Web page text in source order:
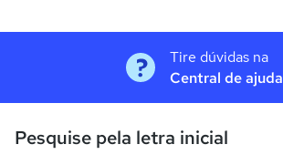
Tire dúvidas na
Central de ajuda
Pesquise pela letra inicial